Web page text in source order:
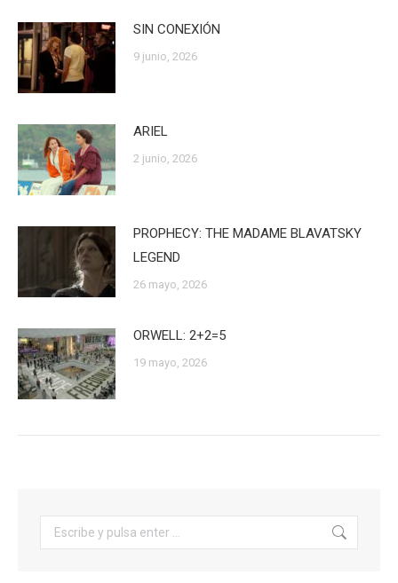
SIN CONEXIÓN
9 junio, 2026
ARIEL
2 junio, 2026
PROPHECY: THE MADAME BLAVATSKY
LEGEND
26 mayo, 2026
ORWELL: 2+2=5
19 mayo, 2026
Buscar: